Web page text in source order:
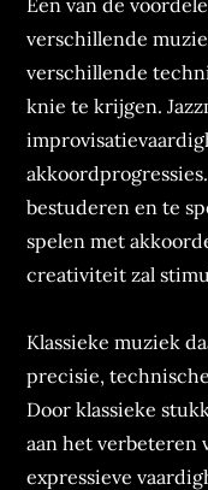
Een van de
verschillende
verschillende
knie te krijgen.
bestuderen en te
spelen met
creativiteit zal
Klassieke muziek
precisie,
Door klassieke
aan het verbeteren
expressieve